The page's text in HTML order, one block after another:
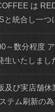
は
統合し一つ
～数分程度
いたしまし
及び実店舗休
テム刷新の為